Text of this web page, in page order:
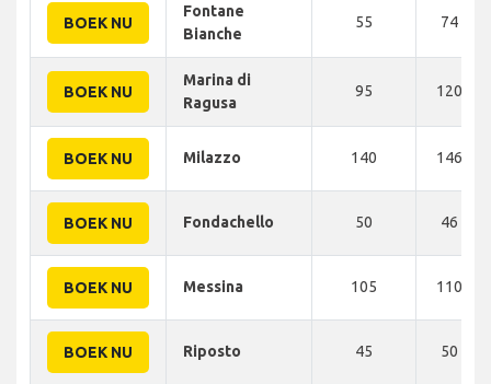
BOEK NU
Fontane
Bianche
55 74 KM
BOEK NU
Marina di
Ragusa
95 120 KM
BOEK NU Milazzo 140 146 KM
BOEK NU Fondachello 50 46 KM
BOEK NU Messina 105 110 KM
BOEK NU Riposto 45 50 KM